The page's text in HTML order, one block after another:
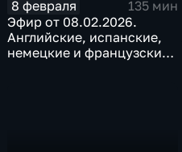
8 февраля
135 мин
Эфир от 08.02.2026.
Английские, испанские,
немецкие и французские